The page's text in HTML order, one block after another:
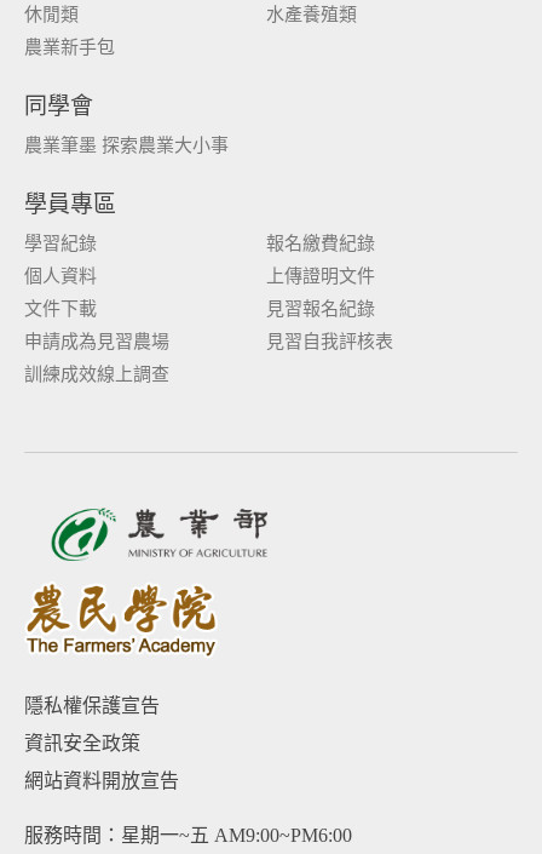
休閒類
水產養殖類
農業新手包
同學會
農業筆墨 探索農業大小事
學員專區
學習紀錄
報名繳費紀錄
個人資料
上傳證明文件
文件下載
見習報名紀錄
申請成為見習農場
見習自我評核表
訓練成效線上調查
隱私權保護宣告
資訊安全政策
網站資料開放宣告
服務時間：星期一~五 AM9:00~PM6:00